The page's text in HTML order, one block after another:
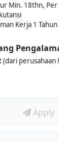
Min. 18thn,
Kerja 1 Tahun
perusahaan
Apply